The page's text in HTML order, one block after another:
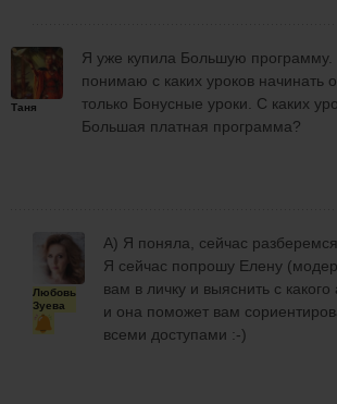
Таня
Я уже купила Большую программу.
понимаю с каких уроков начинать
только Бонусные уроки. С каких
Большая платная программа?
Любовь
Зуева
А) Я поняла, сейчас
Я сейчас попрошу Елену
вам в личку и выяснить с
и она поможет вам
всеми доступами :-)